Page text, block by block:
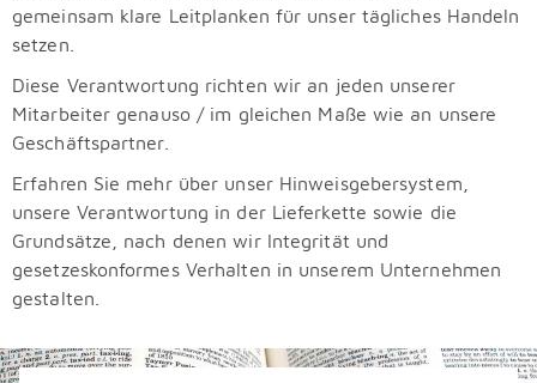
gemeinsam klare Leitplanken für unser tägliches Handeln
setzen.
Diese Verantwortung richten wir an jeden unserer
Mitarbeiter genauso / im gleichen Maße wie an unsere
Geschäftspartner.
Erfahren Sie mehr über unser Hinweisgebersystem,
unsere Verantwortung in der Lieferkette sowie die
Grundsätze, nach denen wir Integrität und
gesetzeskonformes Verhalten in unserem Unternehmen
gestalten.